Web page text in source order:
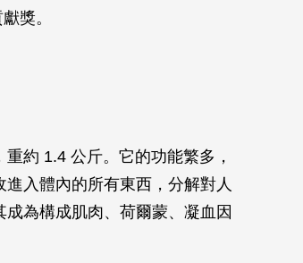
獎。
約 1.4 公斤。它的功能繁多，
入體內的所有東西，分解對人
為構成肌肉、荷爾蒙、凝血因